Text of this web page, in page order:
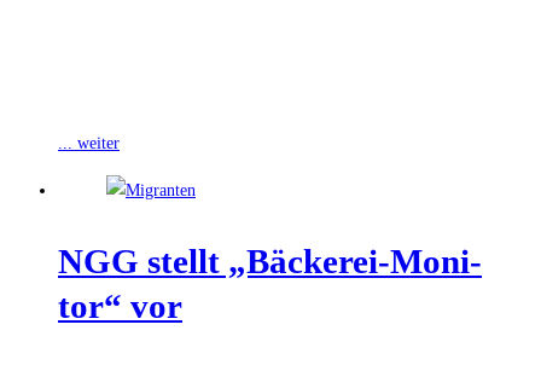
... weiter
NGG stellt „Bäcke­rei-Moni­
tor“ vor